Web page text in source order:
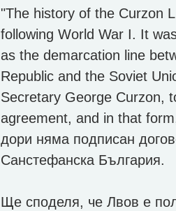
"The history of the Curzon
following World War I. It
as the demarcation line
Republic and the Soviet
Secretary George Curzon,
agreement, and in that
дори няма подписан
Санстефанска България.
Ще споделя, че Лвов е